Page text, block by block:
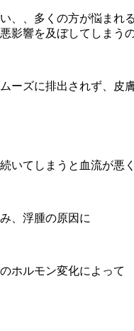
、、多くの方が悩まれ
影響を及ぼしてしまう
ーズに排出されず、皮
いてしまうと血流が悪
、浮腫の原因に
ホルモン変化によって